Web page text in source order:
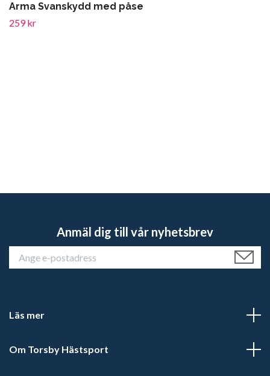
Arma Svanskydd med påse
259 kr
Anmäl dig till vår nyhetsbrev
Läs mer
Om Torsby Hästsport